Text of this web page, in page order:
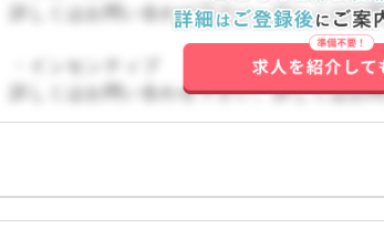
詳しくはお問い合わせ下さい。詳しくはお
・インセンティブ
詳しくはお問い合わせ下さい。詳しくはお